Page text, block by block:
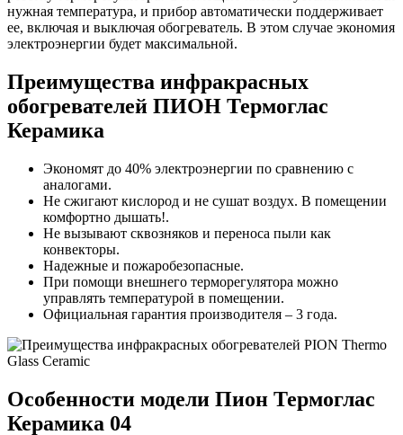
нужная температура, и прибор автоматически поддерживает
ее, включая и выключая обогреватель. В этом случае экономия
электроэнергии будет максимальной.
Преимущества инфракрасных
обогревателей ПИОН Термоглас
Керамика
Экономят до 40% электроэнергии по сравнению с
аналогами.
Не сжигают кислород и не сушат воздух. В помещении
комфортно дышать!.
Не вызывают сквозняков и переноса пыли как
конвекторы.
Надежные и пожаробезопасные.
При помощи внешнего терморегулятора можно
управлять температурой в помещении.
Официальная гарантия производителя – 3 года.
Особенности модели Пион Термоглас
Керамика 04